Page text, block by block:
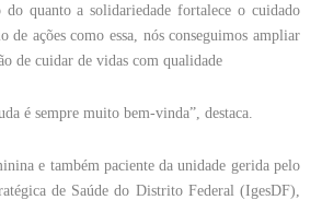
quanto a solidariedade fortalece o cuidado
de ações como essa, nós conseguimos ampliar
de cuidar de vidas com qualidade
é sempre muito bem-vinda”, destaca.
e também paciente da unidade gerida pelo
de Saúde do Distrito Federal (IgesDF),